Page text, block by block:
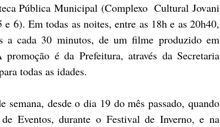
Pública Municipal (Complexo  Cultural Jovani
6). Em todas as noites, entre as 18h e as 20h40,
a cada 30 minutos, de um filme produzido em
é da Prefeitura, através da Secretaria
todas as idades.
desde o dia 19 do mês passado, quando
Eventos, durante o Festival de Inverno, e na